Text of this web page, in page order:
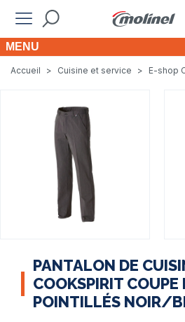
MENU
Accueil > Cuisine et service > E-shop
PANTALON DE
COOKSPIRIT COUPE
POINTILLÉS NOIR/